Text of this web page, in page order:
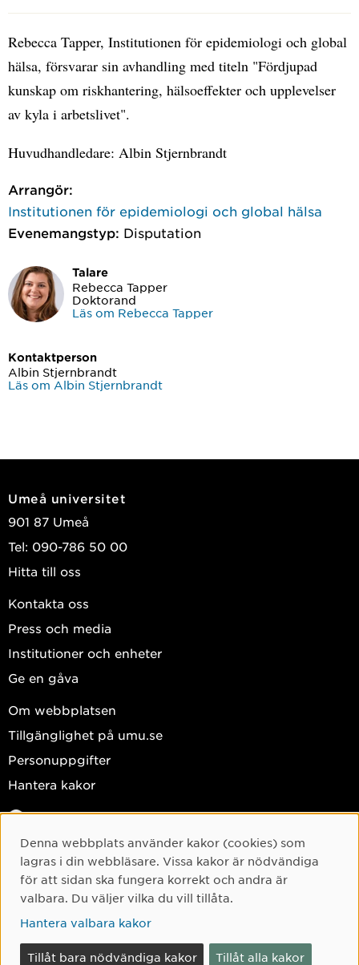
Rebecca Tapper, Institutionen för epidemiologi och global
hälsa, försvarar sin avhandling med titeln "Fördjupad
kunskap om riskhantering, hälsoeffekter och upplevelser
av kyla i arbetslivet".
Huvudhandledare: Albin Stjernbrandt
Arrangör:
Institutionen för epidemiologi och global hälsa
Evenemangstyp: Disputation
Talare
Rebecca Tapper
Doktorand
Läs om Rebecca Tapper
Kontaktperson
Albin Stjernbrandt
Läs om Albin Stjernbrandt
Umeå universitet
901 87 Umeå
Tel: 090-786 50 00
Hitta till oss
Kontakta oss
Press och media
Institutioner och enheter
Ge en gåva
Om webbplatsen
Tillgänglighet på umu.se
Personuppgifter
Hantera kakor
Facebook
Instagram
TikTok
Youtube
Cookie-samtycke
Denna webbplats använder kakor (cookies) som
lagras i din webbläsare. Vissa kakor är nödvändiga
för att sidan ska fungera korrekt och andra är
valbara. Du väljer vilka du vill tillåta.
Hantera valbara kakor
Tillåt bara nödvändiga kakor Tillåt alla kakor